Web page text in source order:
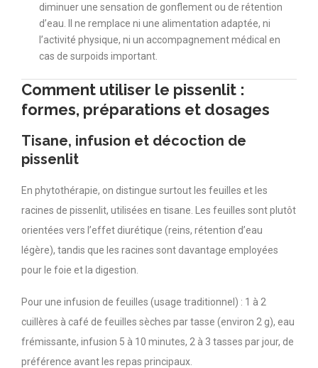
diminuer une sensation de gonflement ou de rétention
d’eau. Il ne remplace ni une alimentation adaptée, ni
l’activité physique, ni un accompagnement médical en
cas de surpoids important.
Comment utiliser le pissenlit :
formes, préparations et dosages
Tisane, infusion et décoction de
pissenlit
En phytothérapie, on distingue surtout les feuilles et les
racines de pissenlit, utilisées en tisane. Les feuilles sont plutôt
orientées vers l’effet diurétique (reins, rétention d’eau
légère), tandis que les racines sont davantage employées
pour le foie et la digestion.
Pour une infusion de feuilles (usage traditionnel) : 1 à 2
cuillères à café de feuilles sèches par tasse (environ 2 g), eau
frémissante, infusion 5 à 10 minutes, 2 à 3 tasses par jour, de
préférence avant les repas principaux.